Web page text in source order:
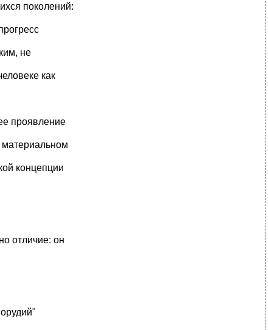
поколений:
не
как
проявление
материальном
концепции
отличие: он